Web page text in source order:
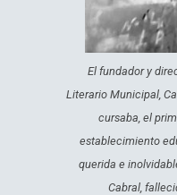
El fundador y
Literario Municipal,
cursaba, el
establecimiento
querida e
Cabral,